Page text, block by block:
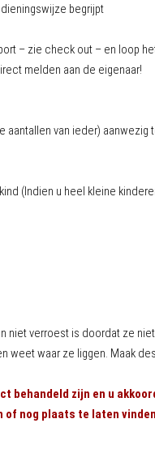
begrijpt
– zie check out – en loop
melden aan de eigenaar!
van ieder) aanwezig
(Indien u heel kleine
niet verroest is doordat ze
weet waar ze liggen. Maak
behandeld zijn en u
of nog plaats te laten